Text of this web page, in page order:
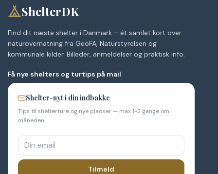
ShelterDK
Find dit næste shelter i Danmark – ét samlet kort over
naturovernatning fra GeoFA, Naturstyrelsen og
kommunale kilder. Billeder, anmeldelser og praktisk info.
Få nye shelters og turtips på mail
Shelter-nyt i din indbakke
Tips til shelterture og nye pladser — max 1-2 gange om
måneden.
Tilmeld